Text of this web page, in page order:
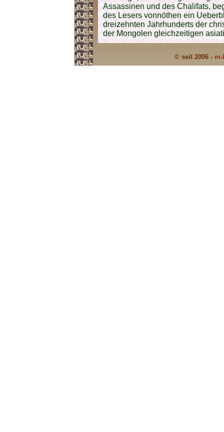
Assassinen und des Chalifats,
des Lesers vonnöthen ein
dreizehnten Jahrhunderts der
der Mongolen gleichzeitigen
© seit 2006 -